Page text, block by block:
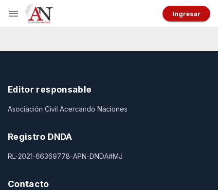
Ingresar
Editor responsable
Asociación Civil Acercando Naciones
Registro DNDA
RL-2021-66369778-APN-DNDA#MJ
Contacto